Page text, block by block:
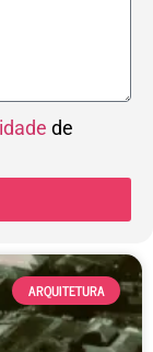
de
ARQUITETURA